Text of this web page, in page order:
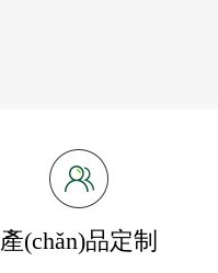
產(chǎn)品定制